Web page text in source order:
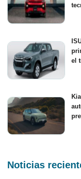
el
Noticias